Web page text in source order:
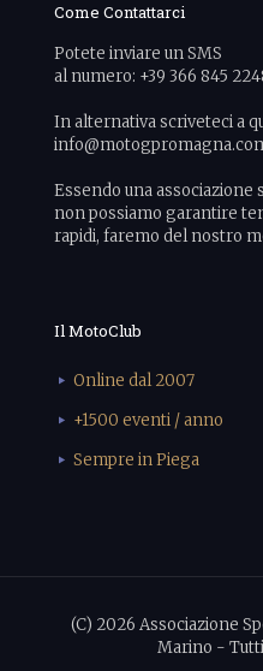
Come Contattarci
Potete inviare un SMS
al numero: +39 366 845
In alternativa scriveteci a
Essendo una associazione
non possiamo garantire
rapidi, faremo del nostro
Il MotoClub
Online dal 2007
+1500 eventi / anno
Sempre in Piega
(C) 2026 Associazione
Marino -